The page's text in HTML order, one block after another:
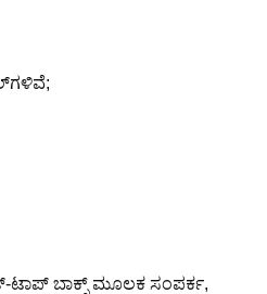
ಟಾಪ್ ಬಾಕ್ಸ್ ಮೂಲಕ ಸಂಪರ್ಕ,